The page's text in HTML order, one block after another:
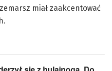
miał zaakcentować